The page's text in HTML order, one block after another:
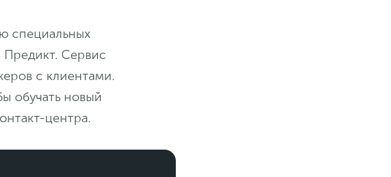
специальных
Сервис
с клиентами.
обучать новый
центра.